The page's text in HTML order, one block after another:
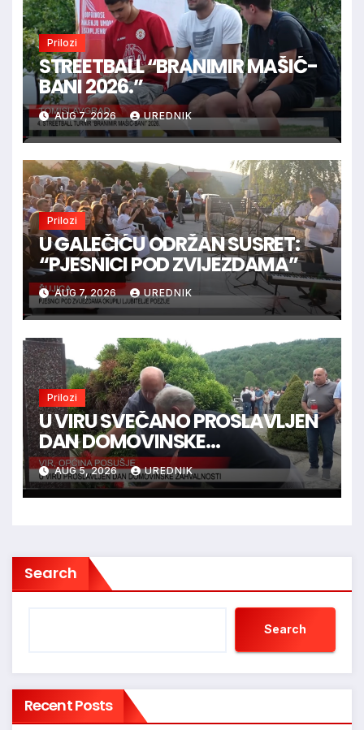
Prilozi
STREETBALL “BRANIMIR MAŠIĆ-
BANI 2026.”
AUG 7, 2026 UREDNIK
Prilozi
U GALEČIĆU ODRŽAN SUSRET:
“PJESNICI POD ZVIJEZDAMA”
AUG 7, 2026 UREDNIK
Prilozi
U VIRU SVEČANO PROSLAVLJEN
DAN DOMOVINSKE
ZAHVALNOSTI
AUG 5, 2026 UREDNIK
Search
Search
Recent Posts